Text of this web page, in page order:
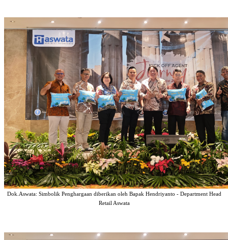
Dok.Aswata: Simbolik Penghargaan diberikan oleh Bapak Hendriyanto - Department Head
Retail Aswata